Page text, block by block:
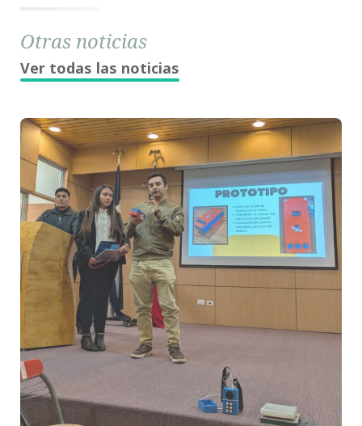
Otras noticias
Ver todas las noticias